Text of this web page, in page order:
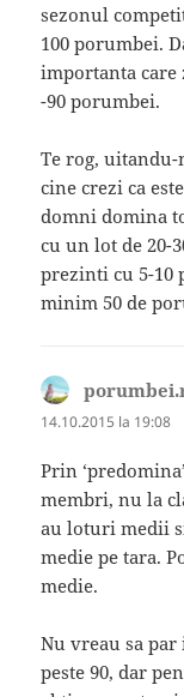
sezonul
100 porumbei.
importanta
-90 porumbei.
Te rog, uitandu-
cine crezi ca
domni domina
cu un lot de 20-
prezinti cu 5-10
minim 50 de
14.10.2015 la 19:08
Prin
membri, nu la
au loturi medii
medie pe tara.
medie.
Nu vreau sa
peste 90, dar